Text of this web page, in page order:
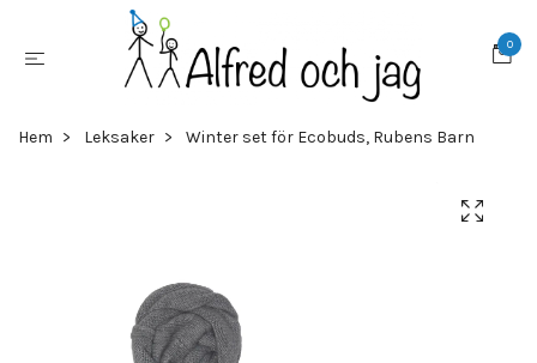
0
Hem Leksaker Winter set för Ecobuds, Rubens Barn